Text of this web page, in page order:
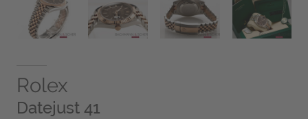
Rolex
Datejust 41